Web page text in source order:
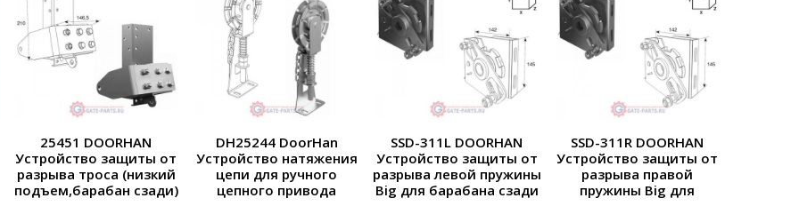
25451 DOORHAN
Устройство защиты от
разрыва троса (низкий
подъем,барабан сзади)
DH25244 DoorHan
Устройство натяжения
цепи для ручного
цепного привода
SSD-311L DOORHAN
Устройство защиты от
разрыва левой пружины
Big для барабана сзади
SSD-311R DOORHAN
Устройство защиты от
разрыва правой
пружины Big для